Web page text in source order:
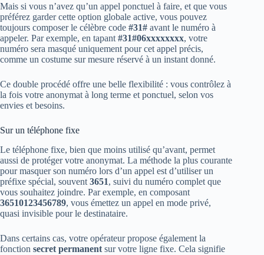
Mais si vous n’avez qu’un appel ponctuel à faire, et que vous
préférez garder cette option globale active, vous pouvez
toujours composer le célèbre code #31# avant le numéro à
appeler. Par exemple, en tapant #31#06xxxxxxxx, votre
numéro sera masqué uniquement pour cet appel précis,
comme un costume sur mesure réservé à un instant donné.
Ce double procédé offre une belle flexibilité : vous contrôlez à
la fois votre anonymat à long terme et ponctuel, selon vos
envies et besoins.
Sur un téléphone fixe
Le téléphone fixe, bien que moins utilisé qu’avant, permet
aussi de protéger votre anonymat. La méthode la plus courante
pour masquer son numéro lors d’un appel est d’utiliser un
préfixe spécial, souvent 3651, suivi du numéro complet que
vous souhaitez joindre. Par exemple, en composant
36510123456789, vous émettez un appel en mode privé,
quasi invisible pour le destinataire.
Dans certains cas, votre opérateur propose également la
fonction secret permanent sur votre ligne fixe. Cela signifie